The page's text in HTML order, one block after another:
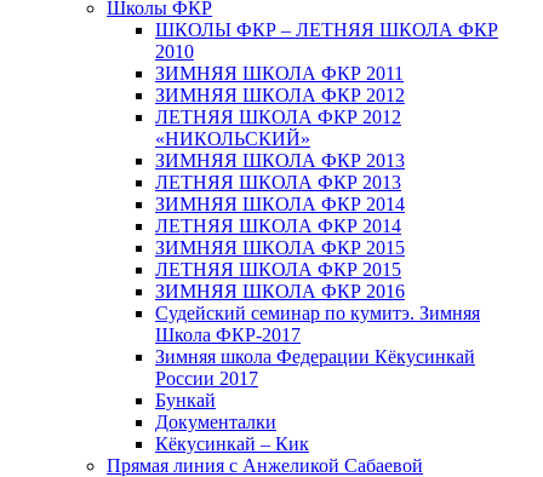
Школы ФКР
ШКОЛЫ ФКР – ЛЕТНЯЯ ШКОЛА ФКР
2010
ЗИМНЯЯ ШКОЛА ФКР 2011
ЗИМНЯЯ ШКОЛА ФКР 2012
ЛЕТНЯЯ ШКОЛА ФКР 2012
«НИКОЛЬСКИЙ»
ЗИМНЯЯ ШКОЛА ФКР 2013
ЛЕТНЯЯ ШКОЛА ФКР 2013
ЗИМНЯЯ ШКОЛА ФКР 2014
ЛЕТНЯЯ ШКОЛА ФКР 2014
ЗИМНЯЯ ШКОЛА ФКР 2015
ЛЕТНЯЯ ШКОЛА ФКР 2015
ЗИМНЯЯ ШКОЛА ФКР 2016
Судейский семинар по кумитэ. Зимняя
Школа ФКР-2017
Зимняя школа Федерации Кёкусинкай
России 2017
Бункай
Документалки
Кёкусинкай – Кик
Прямая линия с Анжеликой Сабаевой